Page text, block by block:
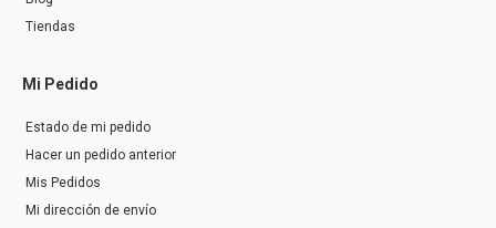
Tiendas
Mi Pedido
Estado de mi pedido
Hacer un pedido anterior
Mis Pedidos
Mi dirección de envío